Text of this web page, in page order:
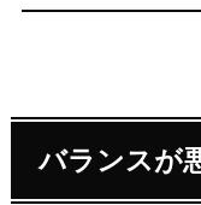
バランスが